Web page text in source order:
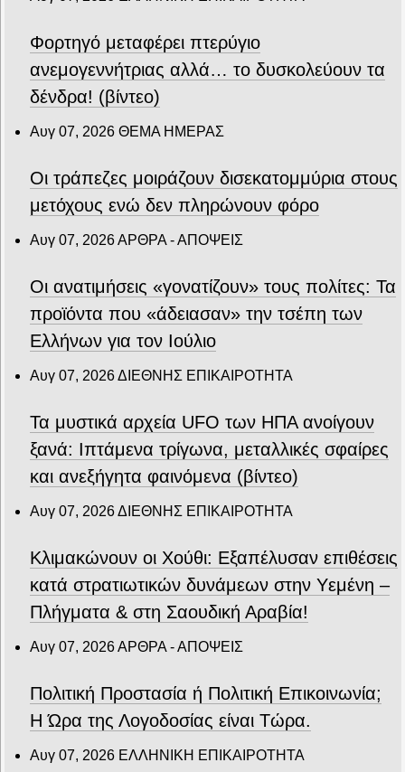
Φορτηγό μεταφέρει πτερύγιο
ανεμογεννήτριας αλλά… το δυσκολεύουν τα
δένδρα! (βίντεο)
Αυγ 07, 2026 ΘΕΜΑ ΗΜΕΡΑΣ
Οι τράπεζες μοιράζουν δισεκατομμύρια στους
μετόχους ενώ δεν πληρώνουν φόρο
Αυγ 07, 2026ΑΡΘΡΑ - ΑΠΟΨΕΙΣ
Οι ανατιμήσεις «γονατίζουν» τους πολίτες: Τα
προϊόντα που «άδειασαν» την τσέπη των
Ελλήνων για τον Ιούλιο
Αυγ 07, 2026ΔΙΕΘΝΗΣ ΕΠΙΚΑΙΡΟΤΗΤΑ
Τα μυστικά αρχεία UFO των ΗΠΑ ανοίγουν
ξανά: Ιπτάμενα τρίγωνα, μεταλλικές σφαίρες
και ανεξήγητα φαινόμενα (βίντεο)
Αυγ 07, 2026ΔΙΕΘΝΗΣ ΕΠΙΚΑΙΡΟΤΗΤΑ
Κλιμακώνουν οι Χούθι: Eξαπέλυσαν επιθέσεις
κατά στρατιωτικών δυνάμεων στην Υεμένη –
Πλήγματα & στη Σαουδική Αραβία!
Αυγ 07, 2026ΑΡΘΡΑ - ΑΠΟΨΕΙΣ
Πολιτική Προστασία ή Πολιτική Επικοινωνία;
Η Ώρα της Λογοδοσίας είναι Τώρα.
Αυγ 07, 2026 ΕΛΛΗΝΙΚΗ ΕΠΙΚΑΙΡΟΤΗΤΑ